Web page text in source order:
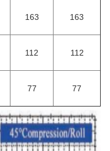
163 163
112 112
77 77